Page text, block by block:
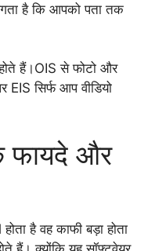
है कि आपको पता तक
हैं।OIS से फोटो और
EIS सिर्फ आप वीडियो
फायदे और
है वह काफी बड़ा होता